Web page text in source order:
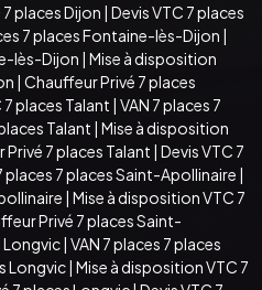
places Dijon | Devis VTC 7 places
7 places Fontaine-lès-Dijon |
lès-Dijon | Mise à disposition
| Chauffeur Privé 7 places
7 places Talant | VAN 7 places 7
Talant | Mise à disposition
7 places Talant | Devis VTC 7
places 7 places Saint-Apollinaire |
| Mise à disposition VTC 7
Privé 7 places Saint-
Longvic| VAN 7 places 7 places
Longvic| Mise à disposition VTC 7